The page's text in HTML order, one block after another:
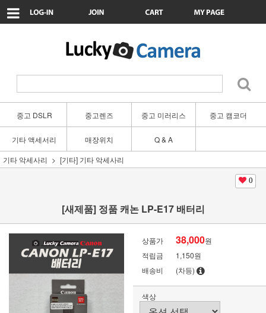
중고 DSLR 중고렌즈 중고 미러리스 중고 캠코더
기타 액세서리 매장위치
Q & A
기타 악세사리
[기타] 기타 악세사리
0
[새제품] 정품 캐논 LP-E17 배터리
상품가 38,000원
적립금
1,150원
배송비
(차등)
색상